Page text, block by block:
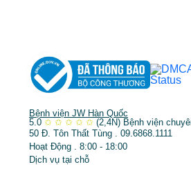
Bệnh viện JW Hàn Quốc
5.0 ✩ ✩ ✩ ✩ ✩ (2,4N) Bệnh viện
50 Đ. Tôn Thất Tùng . 09.6868.1111
Hoạt Động . 8:00 - 18:00
Dịch vụ tại chỗ